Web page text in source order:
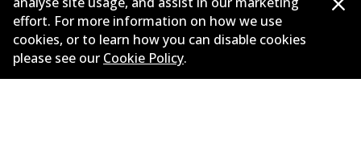
นโยบายความเป็นส่วนตัว
การรับประกัน
ข้อกำหนดและเงื่อนไข
effort. For more information on how we use
cookies, or to learn how you can disable cookies
please see our Cookie Policy.